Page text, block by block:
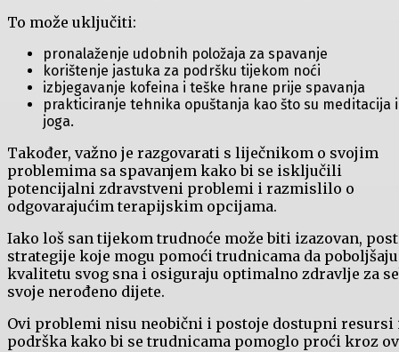
To može uključiti:
pronalaženje udobnih položaja za spavanje
korištenje jastuka za podršku tijekom noći
izbjegavanje kofeina i teške hrane prije spavanja
prakticiranje tehnika opuštanja kao što su meditacija
joga.
Također, važno je razgovarati s liječnikom o svojim
problemima sa spavanjem kako bi se isključili
potencijalni zdravstveni problemi i razmislilo o
odgovarajućim terapijskim opcijama.
Iako loš san tijekom trudnoće može biti izazovan,
strategije koje mogu pomoći trudnicama da poboljšaju
kvalitetu svog sna i osiguraju optimalno zdravlje za
svoje nerođeno dijete.
Ovi problemi nisu neobični i postoje dostupni resursi
podrška kako bi se trudnicama pomoglo proći kroz